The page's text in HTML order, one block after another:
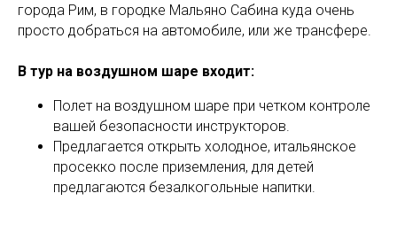
города Рим, в городке Мальяно Сабина куда очень
просто добраться на автомобиле, или же трансфере.
В тур на воздушном шаре входит:
Полет на воздушном шаре при четком контроле
вашей безопасности инструкторов.
Предлагается открыть холодное, итальянское
просекко после приземления, для детей
предлагаются безалкогольные напитки.